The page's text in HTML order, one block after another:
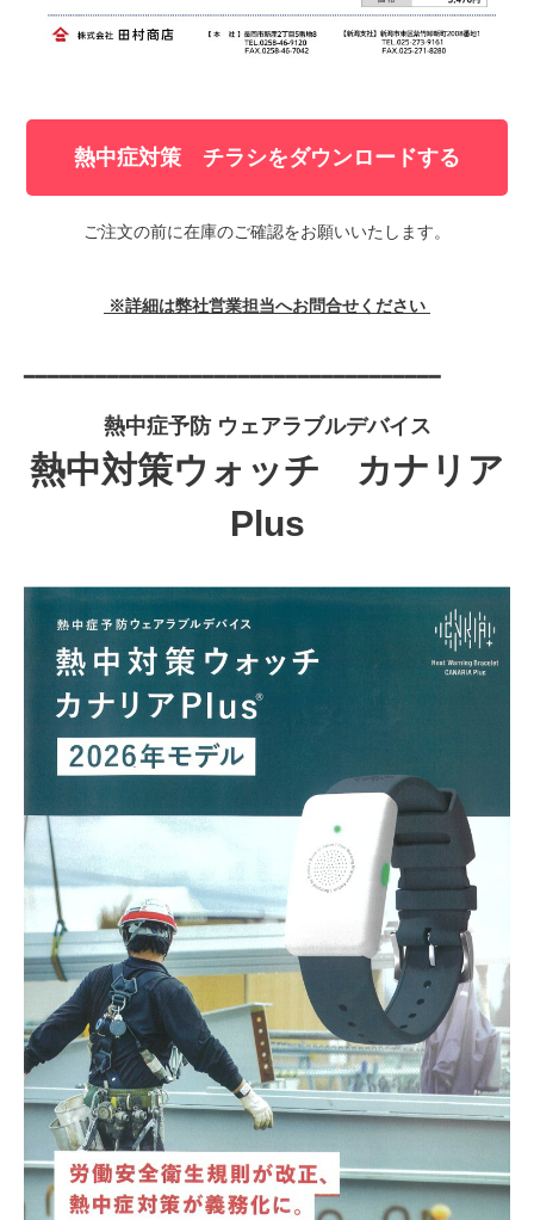
熱中症対策 チラシをダウンロードする
ご注文の前に在庫のご確認をお願いいたします。
※詳細は弊社営業担当へお問合せください
━━━━━━━━━━━━━━━━━━━━━━━━━━━━━━━━━━━
熱中症予防 ウェアラブルデバイス
熱中対策ウォッチ
カナリア
Plus